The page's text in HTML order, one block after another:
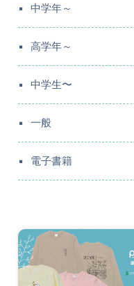
中学年～
高学年～
中学生〜
一般
電子書籍